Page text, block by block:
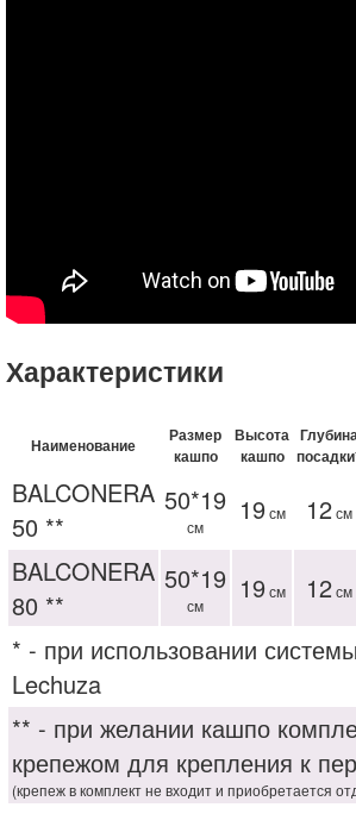
Характеристики
Наименование
Размер
кашпо
Высота
кашпо
Глубина
BALCONERA
50 **
50*19
см
19см 12см
BALCONERA
80 **
50*19
см
19см 12см
* - при использовании
Lechuza
** - при желании кашпо
крепежом для крепления к
(крепеж в комплект не входит и приобретается